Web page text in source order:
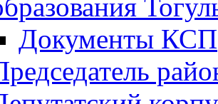
Документы КСП